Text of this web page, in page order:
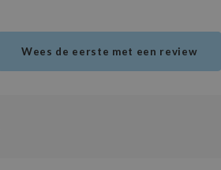
Wees de eerste met een review